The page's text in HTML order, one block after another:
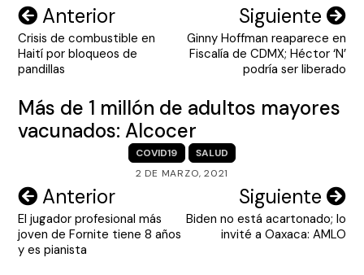
Navegación
de
entradas
Anterior
Crisis de combustible en
Haití por bloqueos de
pandillas
Siguiente
Ginny Hoffman reaparece en
Fiscalía de CDMX; Héctor ‘N’
podría ser liberado
Más de 1 millón de adultos mayores
vacunados: Alcocer
COVID19
SALUD
2 DE MARZO, 2021
Navegación
de
entradas
Anterior
El jugador profesional más
joven de Fornite tiene 8 años
y es pianista
Siguiente
Biden no está acartonado; lo
invité a Oaxaca: AMLO